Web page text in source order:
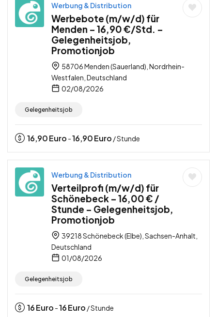
Werbung & Distribution
Werbebote (m/w/d) für
Menden – 16,90 €/Std. –
Gelegenheitsjob,
Promotionjob
58706 Menden (Sauerland), Nordrhein-
Westfalen, Deutschland
02/08/2026
Gelegenheitsjob
16,90Euro -16,90Euro / Stunde
Werbung & Distribution
Verteilprofi (m/w/d) für
Schönebeck – 16,00 € /
Stunde – Gelegenheitsjob,
Promotionjob
39218 Schönebeck (Elbe), Sachsen-Anhalt,
Deutschland
01/08/2026
Gelegenheitsjob
16Euro -16Euro / Stunde